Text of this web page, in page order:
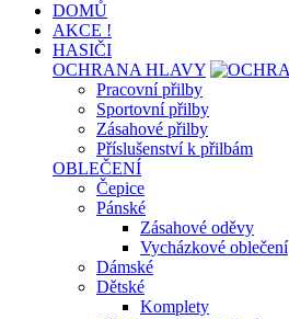
DOMŮ
AKCE !
HASIČI
OCHRANA HLAVY
Pracovní přilby
Sportovní přilby
Zásahové přilby
Příslušenství k přilbám
OBLEČENÍ
Čepice
Pánské
Zásahové oděvy
Vycházkové oblečení
Dámské
Dětské
Komplety